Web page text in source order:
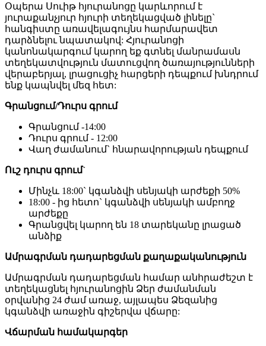
Օպերա Սուիթ հյուրանոցը կարևորում է
յուրաքանչյուր հյուրի տեղեկացված լինելը`
հանգիստը առավելագույնս հարմարավետ
դարձնելու նպատակով: Հյուրանոցի
կանոնակարգում կարող եք գտնել մանրամասն
տեղեկատվություն մատուցվող ծառայությունների
վերաբերյալ, լրացուցիչ հարցերի դեպքում խնդրում
ենք կապնվել մեզ հետ:
Գրանցում/Դուրս գրում
Գրանցում -14:00
Դուրս գրում - 12:00
Վաղ ժամանում` հնարավորության դեպքում
Ուշ դուրս գրում`
Մինչև 18:00` կգանձվի սենյակի արժեքի 50%
18:00 - ից հետո` կգանձվի սենյակի ամբողջ
արժեքը
Գրանցվել կարող են 18 տարեկանը լրացած
անձիք
Ամրագրման դադարեցման քաղաքականություն
Ամրագրման դադարեցման համար անհրաժեշտ է
տեղեկացնել հյուրանոցին Ձեր ժամանման
օրվանից 24 ժամ առաջ, այլապես Ձեզանից
կգանձվի առաջին գիշերվա վճարը:
Վճարման համակարգեր